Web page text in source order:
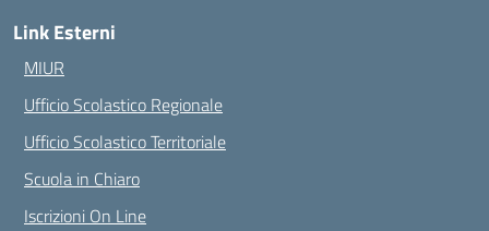
Link Esterni
MIUR
Ufficio Scolastico Regionale
Ufficio Scolastico Territoriale
Scuola in Chiaro
Iscrizioni On Line